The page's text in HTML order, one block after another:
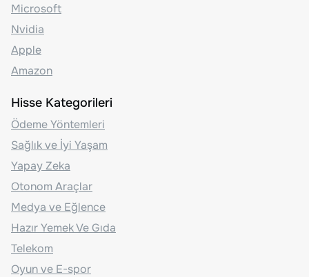
Microsoft
Nvidia
Apple
Amazon
Hisse Kategorileri
Ödeme Yöntemleri
Sağlık ve İyi Yaşam
Yapay Zeka
Otonom Araçlar
Medya ve Eğlence
Hazır Yemek Ve Gıda
Telekom
Oyun ve E-spor